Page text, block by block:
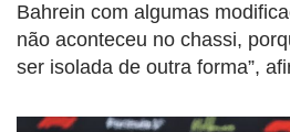
Bahrein com algumas
não aconteceu no chassi,
ser isolada de outra forma”,